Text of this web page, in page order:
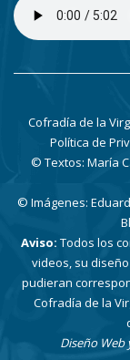
Cofradía de la
Política de
© Textos: María
© Imágenes:
Aviso: Todos los
videos, su
pudieran
Cofradía de la
Diseño